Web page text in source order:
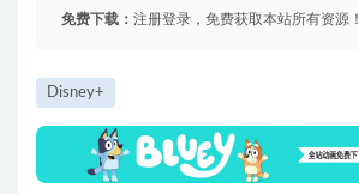
免费下载： 注册登录，免费获取本站所有资源！
Disney+